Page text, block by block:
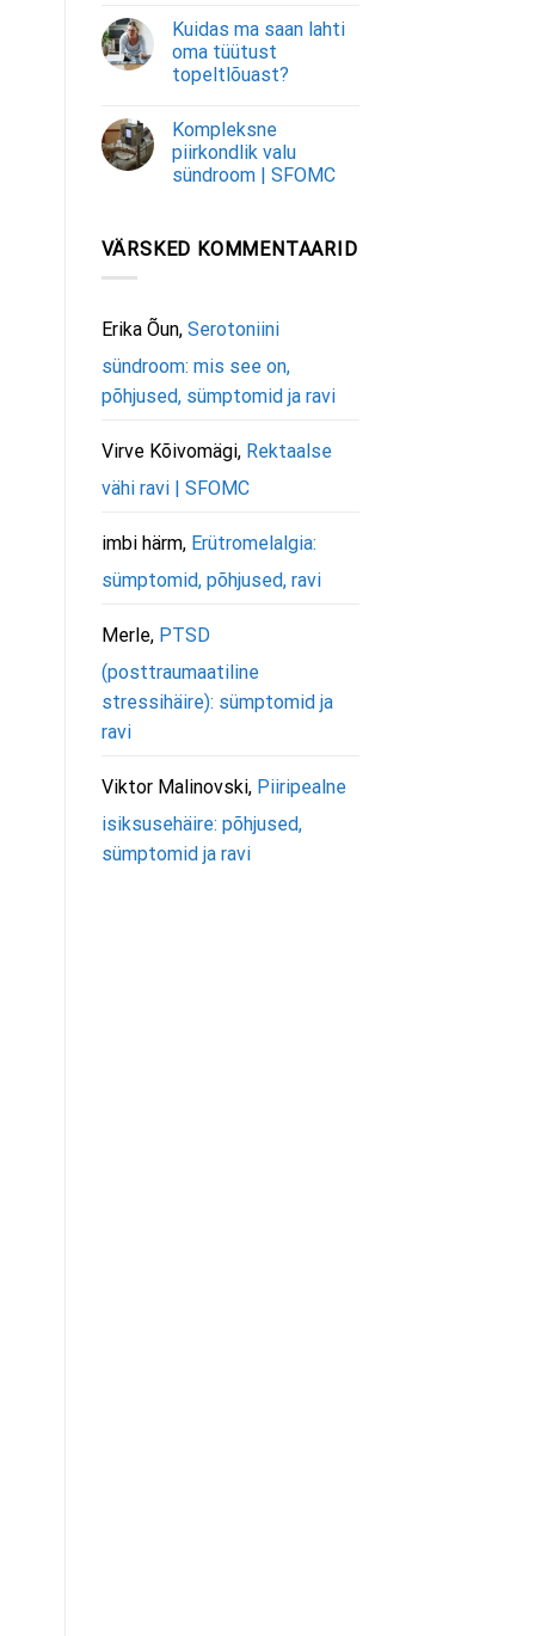
Kuidas ma saan lahti
oma tüütust
topeltlõuast?
Kompleksne
piirkondlik valu
sündroom | SFOMC
VÄRSKED KOMMENTAARID
Erika Õun, Serotoniini
sündroom: mis see on,
põhjused, sümptomid ja ravi
Virve Kõivomägi, Rektaalse
vähi ravi | SFOMC
imbi härm, Erütromelalgia:
sümptomid, põhjused, ravi
Merle, PTSD
(posttraumaatiline
stressihäire): sümptomid ja
ravi
Viktor Malinovski, Piiripealne
isiksusehäire: põhjused,
sümptomid ja ravi